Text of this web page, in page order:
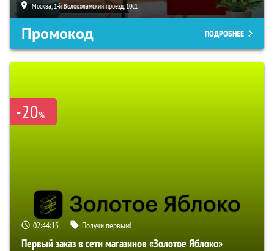
Москва, 1-й Волоколамский проезд, 10с1
Промокод ПОДРОБНЕЕ
-20%
02:44:14 Получи первым!
Первый заказ в сети магазинов «Золотое Яблоко»